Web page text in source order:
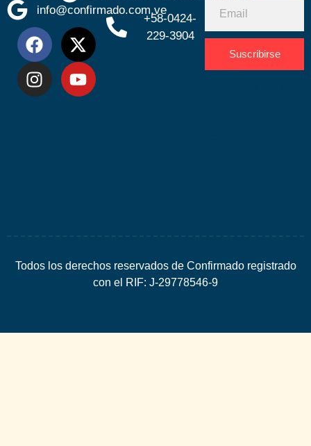
info@confirmado.com.ve
+58-0424-
229-3904
Suscribirse
Todos los derechos reservados de Confirmado registrado
con el RIF: J-29778546-9